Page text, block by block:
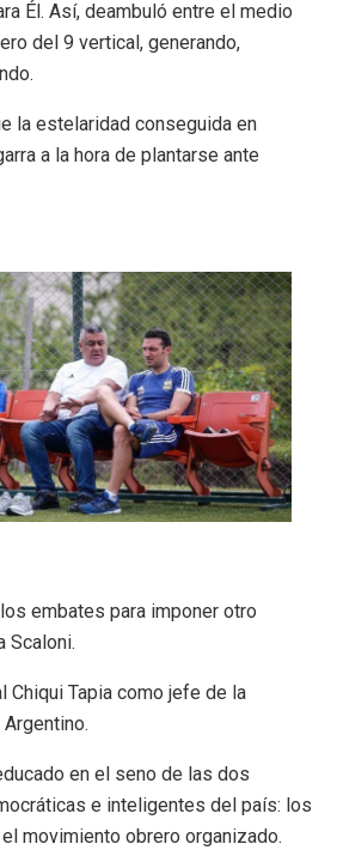
Él. Así, deambuló entre el medio
del 9 vertical, generando,
la estelaridad conseguida en
a la hora de plantarse ante
embates para imponer otro
Scaloni.
Chiqui Tapia como jefe de la
en el seno de las dos
e inteligentes del país: los
movimiento obrero organizado.